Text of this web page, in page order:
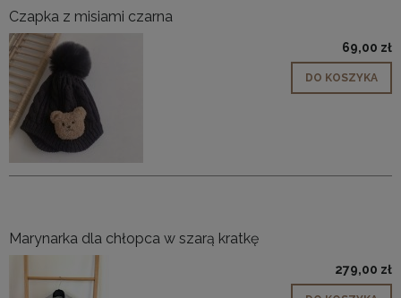
Czapka z misiami czarna
69,00 zł
DO KOSZYKA
Marynarka dla chłopca w szarą kratkę
279,00 zł